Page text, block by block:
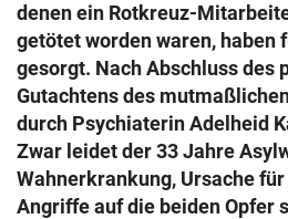
© Krone Multimedia GmbH & Co KG
Muthgasse 2, 1190 Wien
denen ein Rotkreuz-
getötet worden waren, haben
gesorgt. Nach Abschluss des
Gutachtens des
durch Psychiaterin Adelheid
Zwar leidet der 33 Jahre
Wahnerkrankung, Ursache
Angriffe auf die beiden Opfer